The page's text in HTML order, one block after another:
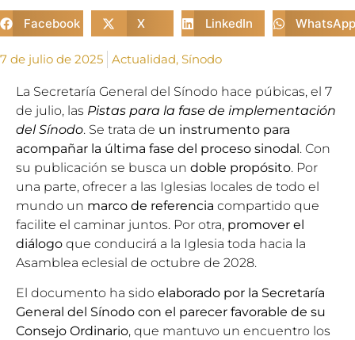
Facebook X LinkedIn WhatsApp
7 de julio de 2025 Actualidad, Sínodo
La Secretaría General del Sínodo hace púbicas, el 7
de julio, las Pistas para la fase de implementación
del Sínodo. Se trata de un instrumento para
acompañar la última fase del proceso sinodal. Con
su publicación se busca un doble propósito. Por
una parte, ofrecer a las Iglesias locales de todo el
mundo un marco de referencia compartido que
facilite el caminar juntos. Por otra, promover el
diálogo que conducirá a la Iglesia toda hacia la
Asamblea eclesial de octubre de 2028.
El documento ha sido elaborado por la Secretaría
General del Sínodo con el parecer favorable de su
Consejo Ordinario, que mantuvo un encuentro los